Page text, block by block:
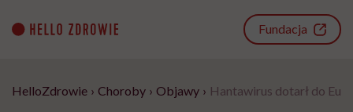
content
Fundacja
HelloZdrowie › Choroby › Objawy › Hantawirus dotarł do